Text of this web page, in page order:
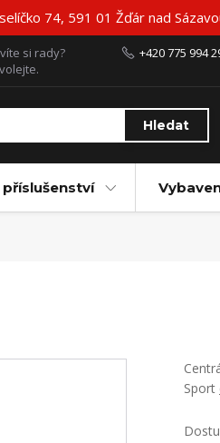
74, 591 01 Žďár nad
Hledat
si rady?
+420 775 994
Sport